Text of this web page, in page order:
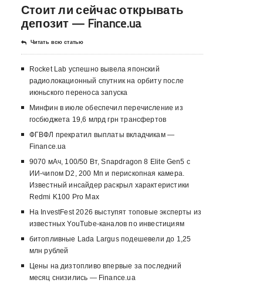
Стоит ли сейчас открывать
депозит — Finance.ua
Читать всю статью
Rocket Lab успешно вывела японский
радиолокационный спутник на орбиту после
июньского переноса запуска
Минфин в июле обеспечил перечисление из
госбюджета 19,6 млрд грн трансфертов
ФГВФЛ прекратил выплаты вкладчикам —
Finance.ua
9070 мАч, 100/50 Вт, Snapdragon 8 Elite Gen5 с
ИИ-чипом D2, 200 Мп и перископная камера.
Известный инсайдер раскрыл характеристики
Redmi K100 Pro Max
На InvestFest 2026 выступят топовые эксперты из
известных YouTube-каналов по инвестициям
битопливные Lada Largus подешевели до 1,25
млн рублей
Цены на дизтопливо впервые за последний
месяц снизились — Finance.ua